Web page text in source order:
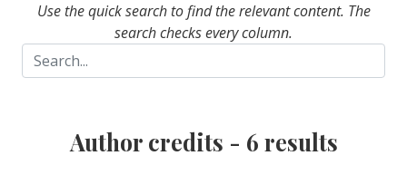
Use the quick search to find the relevant content. The
search checks every column.
Author credits - 6 results